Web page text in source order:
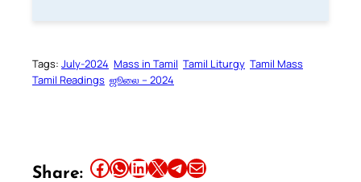
Tags: July-2024 Mass in Tamil Tamil Liturgy Tamil Mass
Tamil Readings ஜூலை – 2024
Share: Share this article on Facebook Share this article on WhatsApp Share this article on LinkedIn Share this article on X Share this article on TelegramEmail this Article